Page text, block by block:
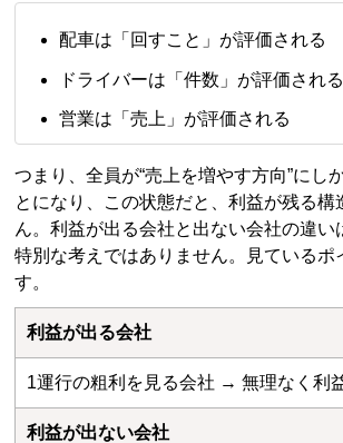
配車は「回すこと」が評価される
ドライバーは「件数」が評価される
営業は「売上」が評価される
つまり、全員が“売上を増やす方向”にし
とになり、この状態だと、利益が残る構
ん。利益が出る会社と出ない会社の違い
特別な考えではありません。見ているポ
す。
利益が出る会社
1運行の粗利を見る会社 → 無理なく利
利益が出ない会社